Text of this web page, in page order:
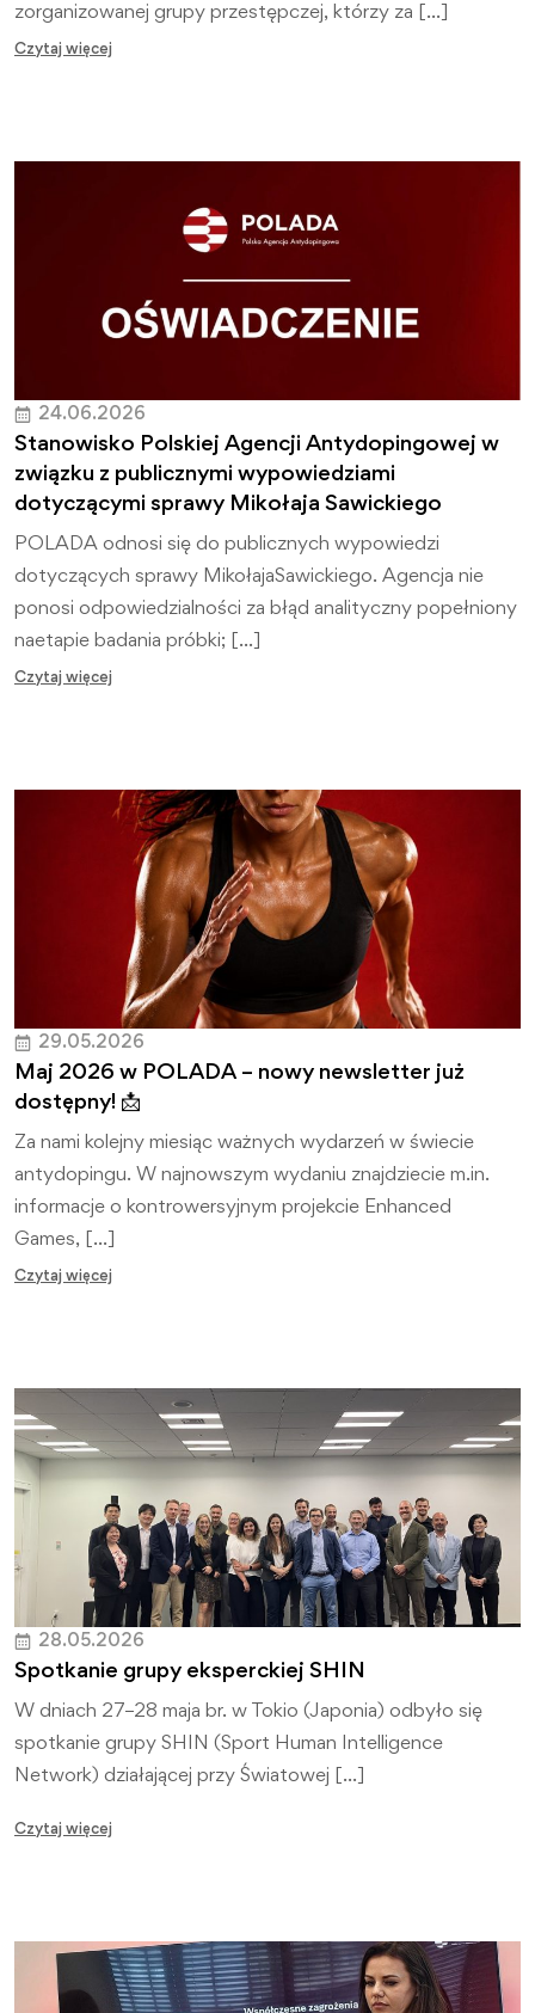
zorganizowanej grupy przestępczej, którzy za […]
Czytaj więcej
24.06.2026
Stanowisko Polskiej Agencji Antydopingowej w
związku z publicznymi wypowiedziami
dotyczącymi sprawy Mikołaja Sawickiego
POLADA odnosi się do publicznych wypowiedzi
dotyczących sprawy MikołajaSawickiego. Agencja nie
ponosi odpowiedzialności za błąd analityczny popełniony
naetapie badania próbki; […]
Czytaj więcej
29.05.2026
Maj 2026 w POLADA – nowy newsletter już
dostępny! 📩
Za nami kolejny miesiąc ważnych wydarzeń w świecie
antydopingu. W najnowszym wydaniu znajdziecie m.in.
informacje o kontrowersyjnym projekcie Enhanced
Games, […]
Czytaj więcej
28.05.2026
Spotkanie grupy eksperckiej SHIN
W dniach 27–28 maja br. w Tokio (Japonia) odbyło się
spotkanie grupy SHIN (Sport Human Intelligence
Network) działającej przy Światowej […]
Czytaj więcej